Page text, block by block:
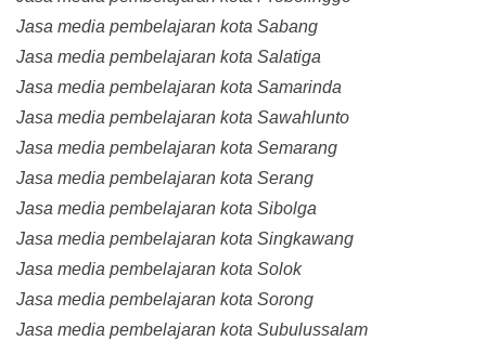
Jasa media pembelajaran kota Sabang
Jasa media pembelajaran kota Salatiga
Jasa media pembelajaran kota Samarinda
Jasa media pembelajaran kota Sawahlunto
Jasa media pembelajaran kota Semarang
Jasa media pembelajaran kota Serang
Jasa media pembelajaran kota Sibolga
Jasa media pembelajaran kota Singkawang
Jasa media pembelajaran kota Solok
Jasa media pembelajaran kota Sorong
Jasa media pembelajaran kota Subulussalam